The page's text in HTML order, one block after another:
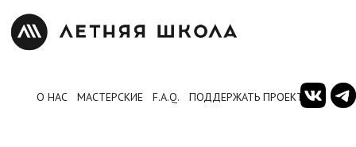
О НАС МАСТЕРСКИЕ F.A.Q. ПОДДЕРЖАТЬ ПРОЕКТ